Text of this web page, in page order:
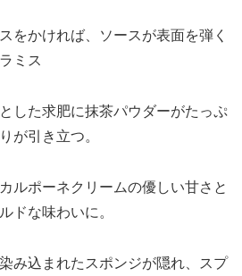
をかければ、ソースが表面を弾く
ミス
した求肥に抹茶パウダーがたっぷ
が引き立つ。
ルポーネクリームの優しい甘さと
ドな味わいに。
み込まれたスポンジが隠れ、スプ